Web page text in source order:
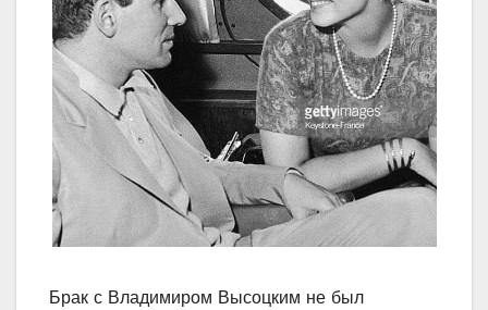
Брак с Владимиром Высоцким не был